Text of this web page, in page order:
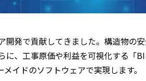
制御
発で貢献してきました。構造物の
、工事原価や利益を可視化する「
イドのソフトウェアで実現します。